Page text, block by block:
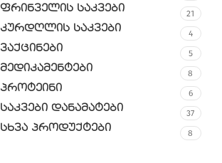
ფრინველის საკვები
21
კურდღლის საკვები
4
ვაქცინები
5
მედიკამენტები
8
პროტეინი
6
საკვები დანამატები
37
სხვა პროდუქტები
8